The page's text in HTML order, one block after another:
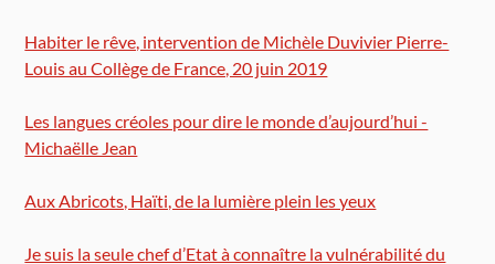
Habiter le rêve, intervention de Michèle Duvivier Pierre-
Louis au Collège de France, 20 juin 2019
Les langues créoles pour dire le monde d’aujourd’hui -
Michaëlle Jean
Aux Abricots, Haïti, de la lumière plein les yeux
Je suis la seule chef d’Etat à connaître la vulnérabilité du